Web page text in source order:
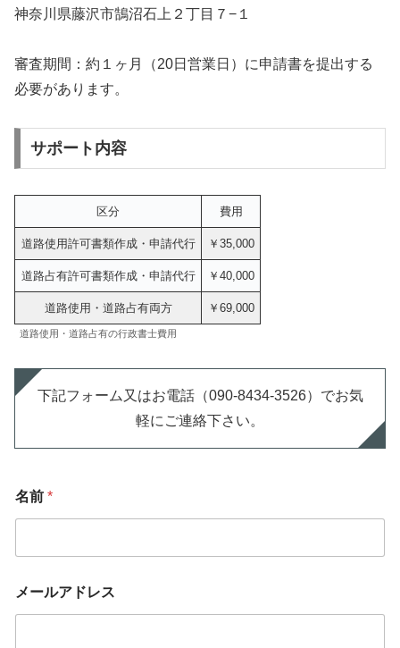
神奈川県藤沢市鵠沼石上２丁目７−１
審査期間：約１ヶ月（20日営業日）に申請書を提出する
必要があります。
サポート内容
区分 費用
道路使用許可書類作成・申請代行 ￥35,000
道路占有許可書類作成・申請代行 ￥40,000
道路使用・道路占有両方 ￥69,000
道路使用・道路占有の行政書士費用
下記フォーム又はお電話（090-8434-3526）でお気
軽にご連絡下さい。
名前 *
メールアドレス